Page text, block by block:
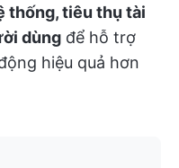
thống, tiêu thụ tài
dùng để hỗ trợ
hiệu quả hơn